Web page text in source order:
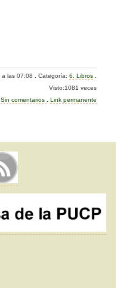
a las 07:08 .Categoría:6. Libros
Visto:1081 veces
Sin comentarios
Link permanente